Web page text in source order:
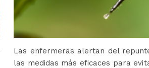
Las enfermeras alertan del
las medidas más eficaces para